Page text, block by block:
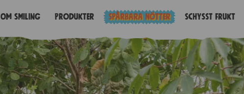
Om Smiling Produkter Spårbara nötter Schysst frukt